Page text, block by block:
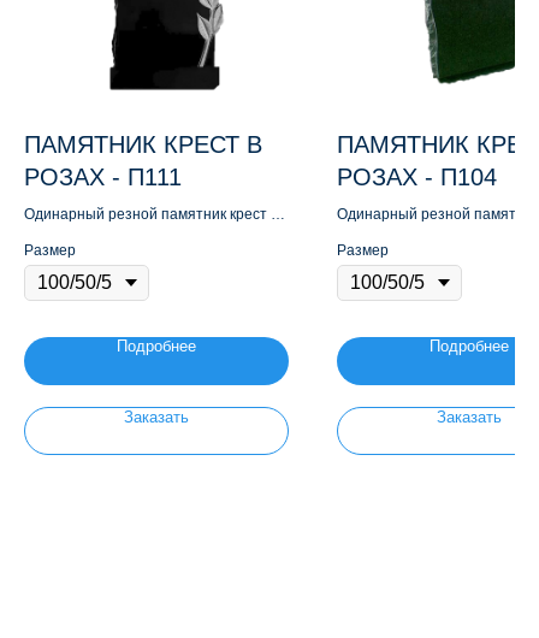
ПАМЯТНИК КРЕСТ В
РОЗАХ - П111
Одинарный резной памятник крест в
Размер
Подробнее
Заказать
ПАМЯТНИК
РОЗАХ - П104
Одинарный резной памятник
Размер
Подробнее
Заказать